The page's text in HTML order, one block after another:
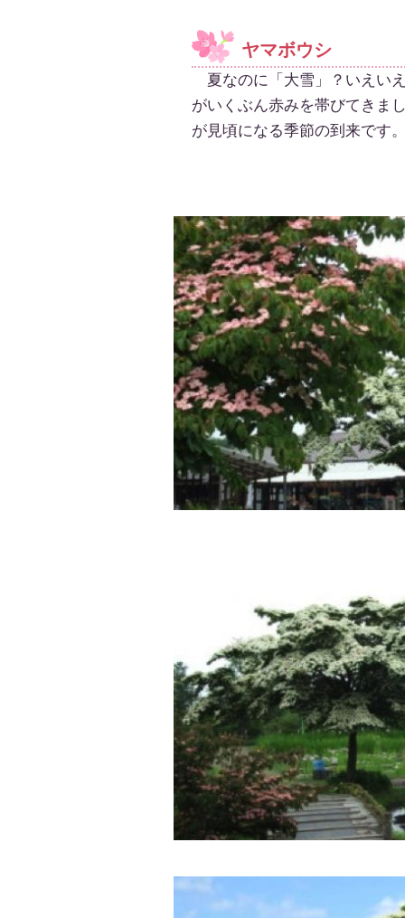
ヤマボウシ
夏なのに「大雪」？いえい
がいくぶん赤みを帯びてきま
が見頃になる季節の到来です